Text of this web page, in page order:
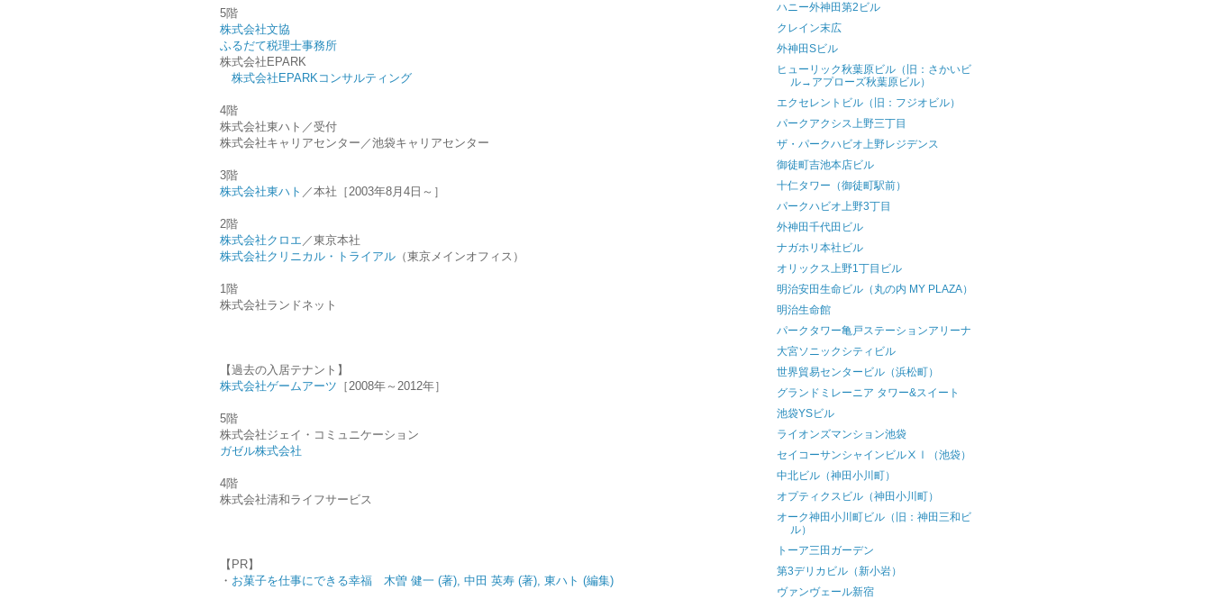
5階
株式会社文協
ふるだて税理士事務所
株式会社EPARK
株式会社EPARKコンサルティング
4階
株式会社東ハト／受付
株式会社キャリアセンター／池袋キャリアセンター
3階
株式会社東ハト ／本社［2003年8月4日～］
2階
株式会社クロエ ／東京本社
株式会社クリニカル・トライアル （東京メインオフィス）
1階
株式会社ランドネット
【過去の入居テナント】
株式会社ゲームアーツ ［2008年～2012年］
5階
株式会社ジェイ・コミュニケーション
ガゼル株式会社
4階
株式会社清和ライフサービス
【PR】
・ お菓子を仕事にできる幸福 木曽 健一 (著), 中田 英寿 (著), 東ハト (編集)
ハニー外神田第2ビル
クレイン末広
外神田Sビル
ヒューリック秋葉原ビル（旧：さかいビ
ル→アプローズ秋葉原ビル）
エクセレントビル（旧：フジオビル）
パークアクシス上野三丁目
ザ・パークハビオ上野レジデンス
御徒町吉池本店ビル
十仁タワー（御徒町駅前）
パークハビオ上野3丁目
外神田千代田ビル
ナガホリ本社ビル
オリックス上野1丁目ビル
明治安田生命ビル（丸の内 MY PLAZA）
明治生命館
パークタワー亀戸ステーションアリーナ
大宮ソニックシティビル
世界貿易センタービル（浜松町）
グランドミレーニア タワー&スイート
池袋YSビル
ライオンズマンション池袋
セイコーサンシャインビルⅩⅠ（池袋）
中北ビル（神田小川町）
オプティクスビル（神田小川町）
オーク神田小川町ビル（旧：神田三和ビ
ル）
トーア三田ガーデン
第3デリカビル（新小岩）
ヴァンヴェール新宿